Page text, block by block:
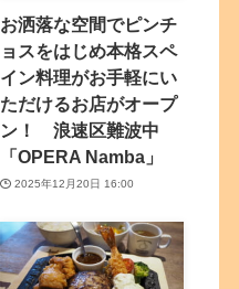
お洒落な空間でピンチ
ョスをはじめ本格スペ
イン料理がお手軽にい
ただけるお店がオープ
ン！ 浪速区難波中
「OPERA Namba」
2025年12月20日 16:00